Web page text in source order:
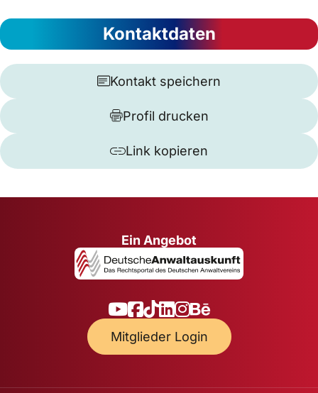
Kontaktdaten
Kontakt speichern
Profil drucken
Link kopieren
Ein Angebot
Mitglieder Login